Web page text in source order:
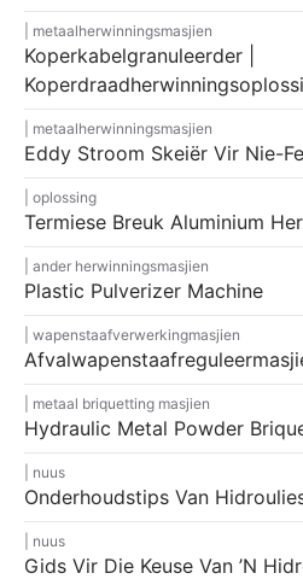
metaalherwinningsmasjien
Koperkabelgranuleerder |
metaalherwinningsmasjien
Eddy Stroom Skeiër Vir Nie-
oplossing
Termiese Breuk Aluminium
ander herwinningsmasjien
Plastic Pulverizer Machine
wapenstaafverwerkingmasjien
metaal briquetting masjien
Hydraulic Metal Powder
nuus
Onderhoudstips Van
nuus
Gids Vir Die Keuse Van ’n